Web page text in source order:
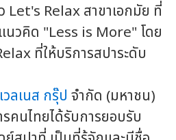
Let's Relax สาขาเอกมัย ที่
วคิด "Less is More" โดย
ที่ให้บริการสปาระดับ
วลเนส กรุ๊ป จำกัด (มหาชน)
คนไทยได้รับการยอบรับ